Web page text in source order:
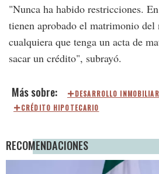
"Nunca ha habido restricciones.
tienen aprobado el matrimonio del
cualquiera que tenga un acta de
sacar un crédito", subrayó.
DESARROLLO
CRÉDITO HIPOTECARIO
RECOMENDACIONES